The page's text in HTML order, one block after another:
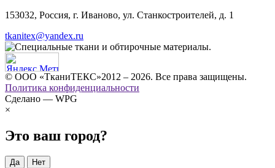
153032, Россия, г. Иваново, ул. Станкостроителей, д. 1
tkanitex@yandex.ru
© ООО «ТканиТЕКС»2012 – 2026. Все права защищены.
Политика конфиденциальности
Сделано — WPG
×
Это ваш город?
Да Нет